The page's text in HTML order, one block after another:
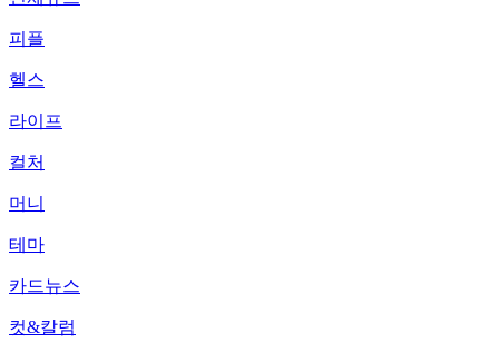
피플
헬스
라이프
컬처
머니
테마
카드뉴스
컷&칼럼